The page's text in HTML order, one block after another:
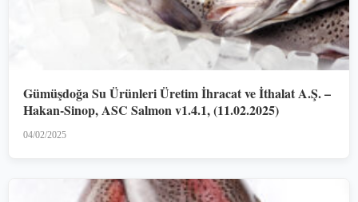
Gümüşdoğa Su Ürünleri Üretim İhracat ve İthalat A.Ş. –
Hakan-Sinop, ASC Salmon v1.4.1, (11.02.2025)
04/02/2025